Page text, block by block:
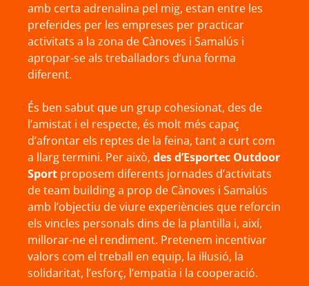
amb certa adrenalina pel mig, estan entre les
preferides per les empreses per practicar
activitats a la zona de Cànoves i Samalús i
apropar-se als treballadors d’una forma
diferent.
És ben sabut que un grup cohesionat, des de
l’amistat i el respecte, és molt més capaç
d’afrontar els reptes de la feina, tant a curt com
a llarg termini. Per això, des d’Esportec Outdoor
Sport proposem diferents jornades d’activitats
de team building a prop de Cànoves i Samalús
amb l’objectiu de viure experiències que reforcin
els vincles personals dins de la plantilla i, així,
millorar-ne el rendiment. Pretenem incentivar
valors com el treball en equip, la il·lusió, la
solidaritat, l’esforç, l’empatia i la cooperació.